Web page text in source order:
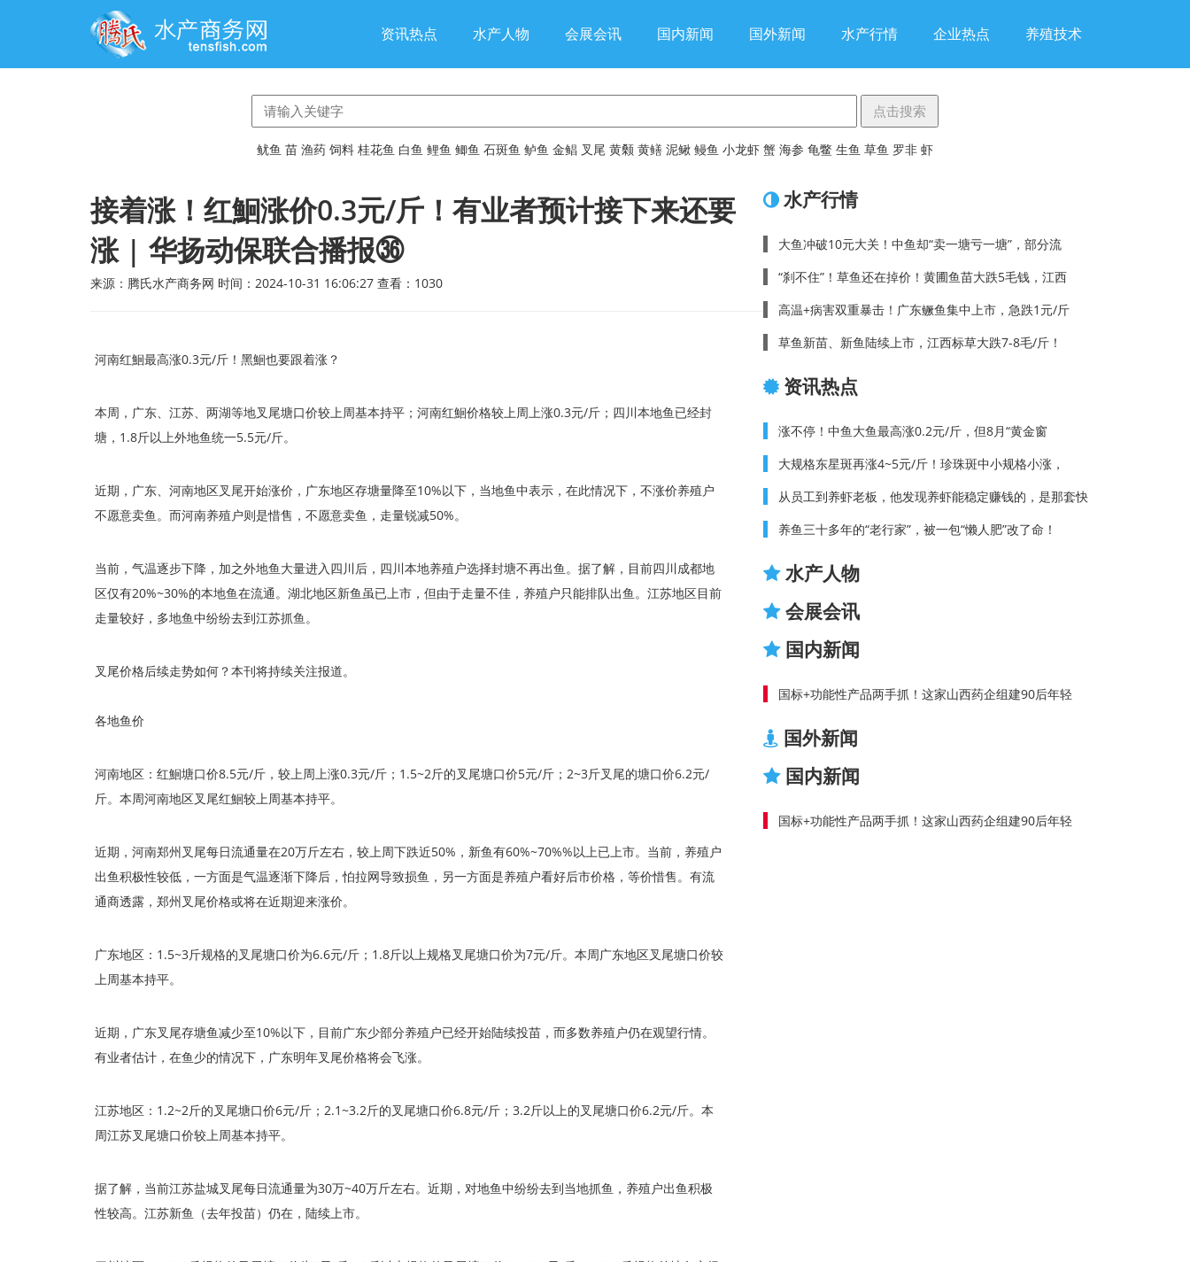
资讯热点 水产人物 会展会讯 国内新闻 国外新闻 水产行情 企业热点 养殖技术
鱿鱼 苗 渔药 饲料 桂花鱼 白鱼 鲤鱼 鲫鱼 石斑鱼 鲈鱼 金鲳 叉尾 黄颡 黄鳝 泥鳅 鳗鱼 小龙虾 蟹 海参 龟鳖 生鱼 草鱼 罗非 虾
接着涨！红鮰涨价0.3元/斤！有业者预计接下来还要
涨 | 华扬动保联合播报㊱
来源：腾氏水产商务网 时间：2024-10-31 16:06:27 查看： 1030
河南红鮰最高涨0.3元/斤！黑鮰也要跟着涨？
本周，广东、江苏、两湖等地叉尾塘口价较上周基本持平；河南红鮰价格较上周上涨0.3元/斤；四川本地鱼已经封
塘，1.8斤以上外地鱼统一5.5元/斤。
近期，广东、河南地区叉尾开始涨价，广东地区存塘量降至10%以下，当地鱼中表示，在此情况下，不涨价养殖户
不愿意卖鱼。而河南养殖户则是惜售，不愿意卖鱼，走量锐减50%。
当前，气温逐步下降，加之外地鱼大量进入四川后，四川本地养殖户选择封塘不再出鱼。据了解，目前四川成都地
区仅有20%~30%的本地鱼在流通。湖北地区新鱼虽已上市，但由于走量不佳，养殖户只能排队出鱼。江苏地区目前
走量较好，多地鱼中纷纷去到江苏抓鱼。
叉尾价格后续走势如何？本刊将持续关注报道。
各地鱼价
河南地区：红鮰塘口价8.5元/斤，较上周上涨0.3元/斤；1.5~2斤的叉尾塘口价5元/斤；2~3斤叉尾的塘口价6.2元/
斤。本周河南地区叉尾红鮰较上周基本持平。
近期，河南郑州叉尾每日流通量在20万斤左右，较上周下跌近50%，新鱼有60%~70%%以上已上市。当前，养殖户
出鱼积极性较低，一方面是气温逐渐下降后，怕拉网导致损鱼，另一方面是养殖户看好后市价格，等价惜售。有流
通商透露，郑州叉尾价格或将在近期迎来涨价。
广东地区：1.5~3斤规格的叉尾塘口价为6.6元/斤；1.8斤以上规格叉尾塘口价为7元/斤。本周广东地区叉尾塘口价较
上周基本持平。
近期，广东叉尾存塘鱼减少至10%以下，目前广东少部分养殖户已经开始陆续投苗，而多数养殖户仍在观望行情。
有业者估计，在鱼少的情况下，广东明年叉尾价格将会飞涨。
江苏地区：1.2~2斤的叉尾塘口价6元/斤；2.1~3.2斤的叉尾塘口价6.8元/斤；3.2斤以上的叉尾塘口价6.2元/斤。本
周江苏叉尾塘口价较上周基本持平。
据了解，当前江苏盐城叉尾每日流通量为30万~40万斤左右。近期，对地鱼中纷纷去到当地抓鱼，养殖户出鱼积极
性较高。江苏新鱼（去年投苗）仍在，陆续上市。
水产行情
大鱼冲破10元大关！中鱼却“卖一塘亏一塘”，部分流
“刹不住”！草鱼还在掉价！黄圃鱼苗大跌5毛钱，江西
高温+病害双重暴击！广东鳜鱼集中上市，急跌1元/斤
草鱼新苗、新鱼陆续上市，江西标草大跌7-8毛/斤！
资讯热点
涨不停！中鱼大鱼最高涨0.2元/斤，但8月“黄金窗
大规格东星斑再涨4~5元/斤！珍珠斑中小规格小涨，
从员工到养虾老板，他发现养虾能稳定赚钱的，是那套快
养鱼三十多年的“老行家”，被一包“懒人肥”改了命！
水产人物
会展会讯
国内新闻
国标+功能性产品两手抓！这家山西药企组建90后年轻
国外新闻
国内新闻
国标+功能性产品两手抓！这家山西药企组建90后年轻